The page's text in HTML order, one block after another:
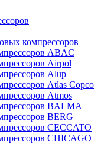
компрессоров
ABAC
Airpol
Alup
Atlas Copco
Atmos
BALMA
BERG
CECCATO
CHICAGO